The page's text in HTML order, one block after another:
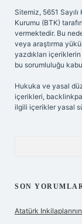
Sitemiz, 5651
Kurumu (BTK)
vermektedir. Bu
veya araştırma
yazdıkları
bu sorumluluğu
Hukuka ve yasal
içerikleri,
ilgili içerikler yasal
SON
Atatürk